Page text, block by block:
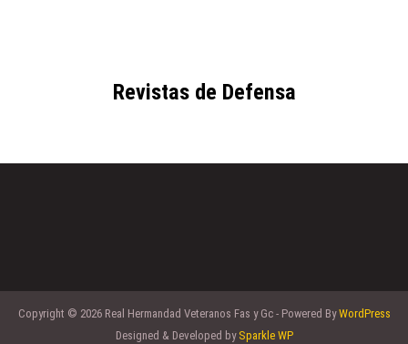
Revistas de Defensa
Copyright © 2026 Real Hermandad Veteranos Fas y Gc - Powered ByWordPress
Designed & Developed by Sparkle WP